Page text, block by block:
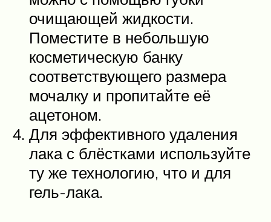
очищающей жидкости.
Поместите в небольшую
косметическую банку
соответствующего размера
мочалку и пропитайте её
ацетоном.
Для эффективного удаления
лака с блёстками используйте
ту же технологию, что и для
гель-лака.